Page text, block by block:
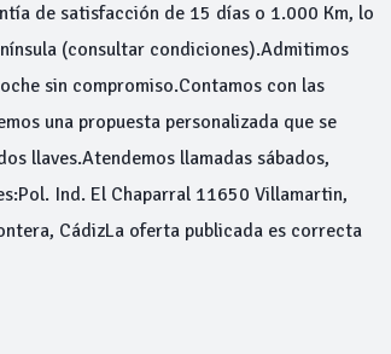
de satisfacción de 15 días o 1.000 Km, lo
(consultar condiciones).Admitimos
sin compromiso.Contamos con las
una propuesta personalizada que se
llaves.Atendemos llamadas sábados,
Ind. El Chaparral 11650 Villamartin,
CádizLa oferta publicada es correcta